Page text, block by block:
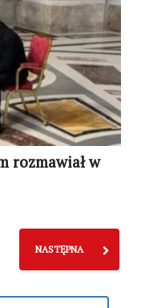
rozmawiał w
NASTĘPNA